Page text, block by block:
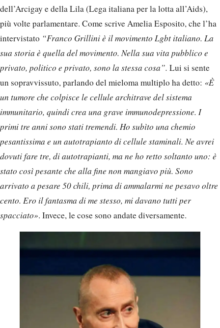
dell’Arcigay e della Lila (Lega italiana per la lotta all’Aids),
più volte parlamentare. Come scrive Amelia Esposito, che l’ha
intervistato “Franco Grillini è il movimento Lgbt italiano. La
sua storia è quella del movimento. Nella sua vita pubblico e
privato, politico e privato, sono la stessa cosa”. Lui si sente
un sopravvissuto, parlando del mieloma multiplo ha detto: «È
un tumore che colpisce le cellule architrave del sistema
immunitario, quindi crea una grave immunodepressione. I
primi tre anni sono stati tremendi. Ho subìto una chemio
pesantissima e un autotrapianto di cellule staminali. Ne avrei
dovuti fare tre, di autotrapianti, ma ne ho retto soltanto uno: è
stato così pesante che alla fine non mangiavo più. Sono
arrivato a pesare 50 chili, prima di ammalarmi ne pesavo oltre
cento. Ero il fantasma di me stesso, mi davano tutti per
spacciato». Invece, le cose sono andate diversamente.